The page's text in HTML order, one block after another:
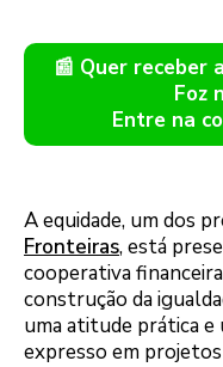
📰 Quer receber
Foz
Entre na
A equidade, um dos
Fronteiras, está
cooperativa
construção da
uma atitude prática e
expresso em projetos